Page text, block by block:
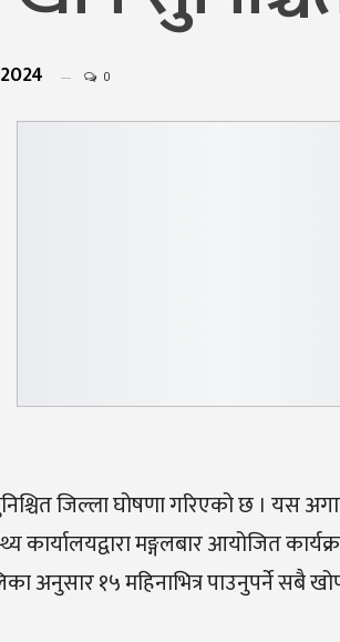
0
जिल्ला घोषणा गरिएको छ । यस
कार्यालयद्वारा मङ्गलबार आयोजित
अनुसार १५ महिनाभित्र पाउनुपर्ने